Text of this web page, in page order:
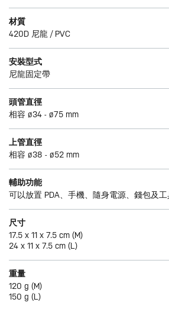
材質
420D 尼龍 / PVC
安裝型式
尼龍固定帶
頭管直徑
相容 ø34 - ø75 mm
上管直徑
相容 ø38 - ø52 mm
輔助功能
可以放置 PDA、手機、隨身電源、錢包及
尺寸
17.5 x 11 x 7.5 cm (M)
24 x 11 x 7.5 cm (L)
重量
120 g (M)
150 g (L)